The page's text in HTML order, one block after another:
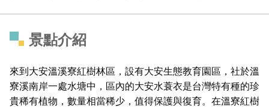
景點介紹
來到大安溫溪寮紅樹林區，設有大安生態教育園區，社於溫
寮溪南岸一處水塘中，區內的大安水蓑衣是台灣特有種的珍
貴稀有植物，數量相當稀少，值得保護與復育。在溫寮紅樹